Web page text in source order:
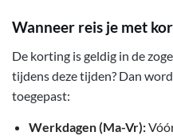
Wanneer reis je met
De korting is geldig in de
tijdens deze tijden? Dan
toegepast:
Werkdagen (Ma-Vr):